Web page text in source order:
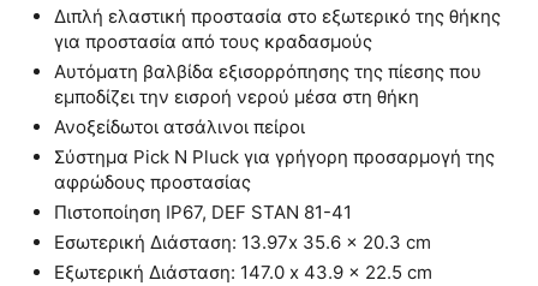
Διπλή ελαστική προστασία στο εξωτερικό της θήκης
για προστασία από τους κραδασμούς
Αυτόματη βαλβίδα εξισορρόπησης της πίεσης που
εμποδίζει την εισροή νερού μέσα στη θήκη
Ανοξείδωτοι ατσάλινοι πείροι
Σύστημα Pick N Pluck για γρήγορη προσαρμογή της
αφρώδους προστασίας
Πιστοποίηση IP67, DEF STAN 81-41
Εσωτερική Διάσταση: 13.97x 35.6 x 20.3 cm
Εξωτερική Διάσταση: 147.0 x 43.9 x 22.5 cm